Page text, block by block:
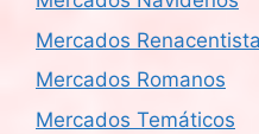
Mercados
Mercados Romanos
Mercados Temáticos